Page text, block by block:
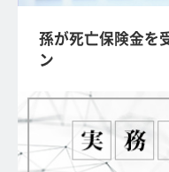
孫が死亡保険金を
ン